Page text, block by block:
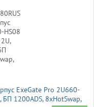
ExeGate Pro 2U660-
БП 1200ADS, 8xHotSwap,